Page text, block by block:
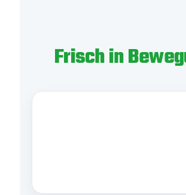
Frisch in